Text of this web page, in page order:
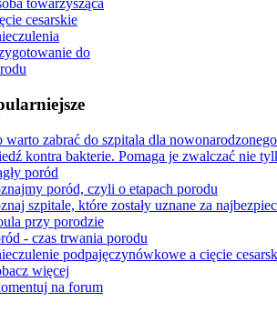
towarzysząca
cesarskie
do
warto zabrać do szpitala dla
kontra bakterie. Pomaga je zwalczać nie
poród
poród, czyli o etapach porodu
szpitale, które zostały uznane za
przy porodzie
- czas trwania porodu
podpajęczynówkowe a cięcie
więcej
na forum